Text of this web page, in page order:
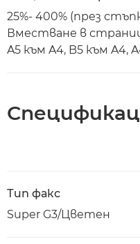
25%- 400% (през
Вместване в
A5 към A4, B5 към A4,
Тип факс
Super G3/Цветен